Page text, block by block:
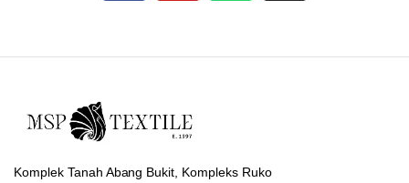
francophones.
Komplek Tanah Abang Bukit, Kompleks Ruko